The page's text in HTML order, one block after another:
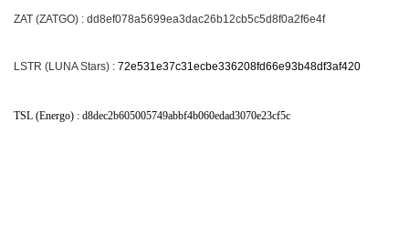
ZAT (ZATGO) : dd8ef078a5699ea3dac26b12cb5c5d8f0a2f6e4f
LSTR (LUNA Stars) : 72e531e37c31ecbe336208fd66e93b48df3af420
TSL (Energo) : d8dec2b605005749abbf4b060edad3070e23cf5c